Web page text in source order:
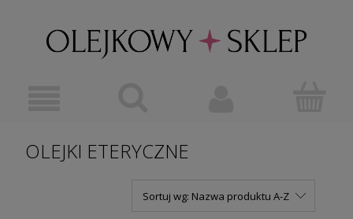
OLEJKI ETERYCZNE
Sortuj wg: Nazwa produktu A-Z